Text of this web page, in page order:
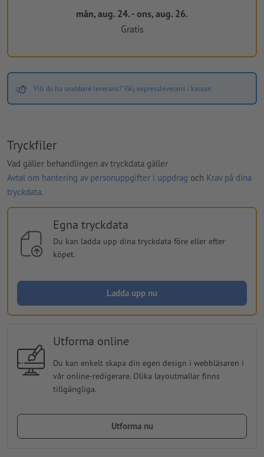
mån, aug. 24. - ons, aug. 26.
Gratis
Vill du ha snabbare leverans? Välj expressleverans i kassan.
Tryckfiler
Vad gäller behandlingen av tryckdata gäller
Avtal om hantering av personuppgifter i uppdrag och Krav på dina
tryckdata.
Egna tryckdata
Du kan ladda upp dina tryckdata före eller efter
köpet.
Ladda upp nu
Utforma online
Du kan enkelt skapa din egen design i webbläsaren i
vår online-redigerare. Olika layoutmallar finns
tillgängliga.
Utforma nu